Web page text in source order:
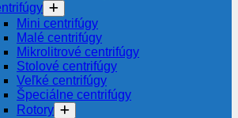
Mini centrifúgy
Malé centrifúgy
Mikrolitrové centrifúgy
Stolové centrifúgy
Veľké centrifúgy
Špeciálne centrifúgy
Rotory